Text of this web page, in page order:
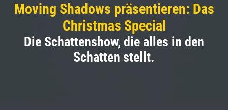
Moving Shadows präsentieren: Das
Christmas Special
Die Schattenshow, die alles in den
Schatten stellt.